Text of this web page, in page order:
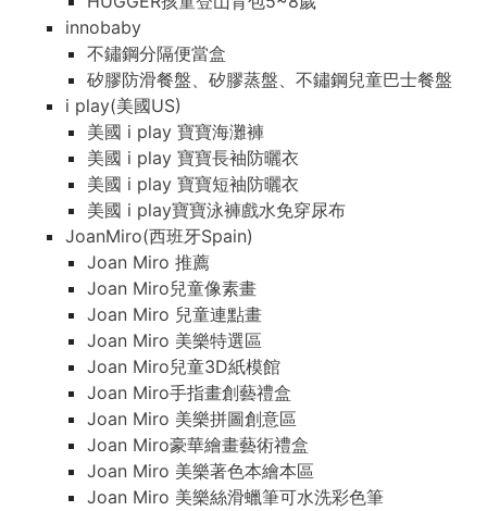
innobaby
不鏽鋼分隔便當盒
矽膠防滑餐盤、矽膠蒸盤、不鏽鋼兒童巴士餐盤
i play(美國US)
美國 i play 寶寶海灘褲
美國 i play 寶寶長袖防曬衣
美國 i play 寶寶短袖防曬衣
美國 i play寶寶泳褲戲水免穿尿布
JoanMiro(西班牙Spain)
Joan Miro 推薦
Joan Miro兒童像素畫
Joan Miro 兒童連點畫
Joan Miro 美樂特選區
Joan Miro兒童3D紙模館
Joan Miro手指畫創藝禮盒
Joan Miro 美樂拼圖創意區
Joan Miro豪華繪畫藝術禮盒
Joan Miro 美樂著色本繪本區
Joan Miro 美樂絲滑蠟筆可水洗彩色筆